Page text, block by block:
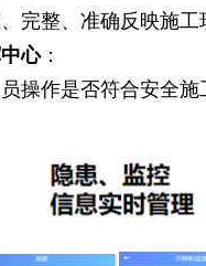
完整、准确反映施
心：
操作是否符合安全